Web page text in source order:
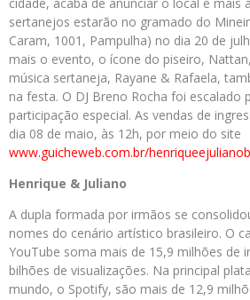
sertanejos estarão no gramado do
Caram, 1001, Pampulha) no dia 20 de
mais o evento, o ícone do piseiro,
música sertaneja, Rayane & Rafaela,
na festa. O DJ Breno Rocha foi escalado
participação especial. As vendas de
dia 08 de maio, às 12h, por meio do site
www.guicheweb.com.br/
Henrique & Juliano
A dupla formada por irmãos se
nomes do cenário artístico brasileiro. O
YouTube soma mais de 15,9 milhões de
bilhões de visualizações. Na principal
mundo, o Spotify, são mais de 12,9